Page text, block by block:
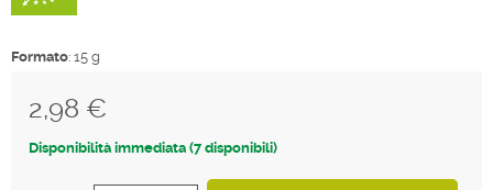
in tavola un prodotto di alta qualità, proveniente da
dell’ambiente e del tuo benessere.
Formato: 15 g
2,98 €
Tasse incluse
Disponibilità immediata (7 disponibili)